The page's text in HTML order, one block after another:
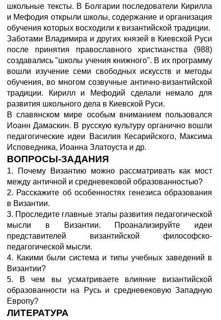
школьные тексты. В Болгарии последователи Кирилла
и Мефодия открыли школы, содержание и организация
обучения которых восходили к византийской традиции.
Заботами Владимира и других князей в Киевской Руси
после принятия православного христианства (988)
создавались "школы учения книжного". В их программу
вошли изучение семи свободных искусств и методы
обучения, во многом созвучные антично-византийской
традиции. Кирилл и Мефодий сделали немало для
развития школьного дела в Киевской Руси.
В славянском мире особым вниманием пользовался
Иоанн Дамаскин. В русскую культуру органично вошли
педагогические идеи Василия Кесарийского, Максима
Исповедника, Иоанна Златоуста и др.
ВОПРОСЫ-ЗАДАНИЯ
1. Почему Византию можно рассматривать как мост
между античной и средневековой образованностью?
2. Расскажите об особенностях генезиса образования
в Византии.
3. Проследите главные этапы развития педагогической
мысли в Византии. Проанализируйте идеи
представителей византийской философско-
педагогической мысли.
4. Какими были система и типы учебных заведений в
Византии?
5. В чем вы усматриваете влияние византийской
образованности на Русь и средневековую Западную
Европу?
ЛИТЕРАТУРА